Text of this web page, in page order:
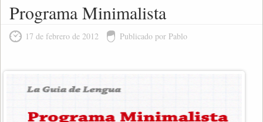
Programa Minimalista
17 de febrero de 2012 Publicado por Pablo